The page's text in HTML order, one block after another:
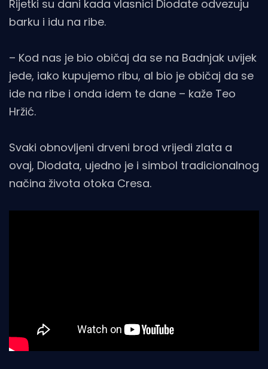
Rijetki su dani kada vlasnici Diodate odvezuju
barku i idu na ribe.
– Kod nas je bio običaj da se na Badnjak uvijek
jede, iako kupujemo ribu, al bio je običaj da se
ide na ribe i onda idem te dane – kaže Teo
Hržić.
Svaki obnovljeni drveni brod vrijedi zlata a
ovaj, Diodata, ujedno je i simbol tradicionalnog
načina života otoka Cresa.